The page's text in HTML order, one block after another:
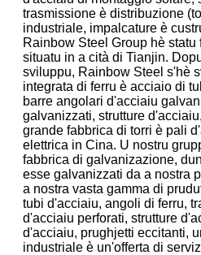
trasmissione è distribuzione
industriale, impalcature è
Rainbow Steel Group hè statu
situatu in a cità di Tianjin.
sviluppu, Rainbow Steel s'hè
integrata di ferru è acciaio di
barre angolari d'acciaiu
galvanizzati, strutture
grande fabbrica di torri è pali
elettrica in Cina. U nostru
fabbrica di galvanizazione,
esse galvanizzati da a nostra
a nostra vasta gamma di
tubi d'acciaiu, angoli di ferru,
d'acciaiu perforati, strutture
d'acciaiu, prughjetti eccitanti,
industriale è un'offerta di